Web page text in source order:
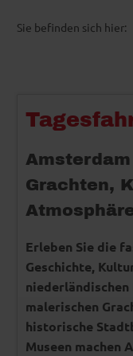
Grachten,
Erleben Sie die
Geschichte,
malerischen
historische
Museen machen